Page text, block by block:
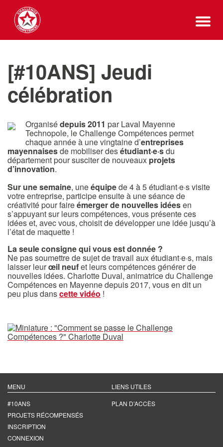
[#10ANS] Jeudi
célébration
Organisédepuis 2011 par Laval Mayenne
Technopole, le Challenge Compétences permet
chaque année à une vingtaine d’entreprises
mayennaisesde mobiliser desétudiant·e·sdu
département pour susciter de nouveaux projets
d’innovation.
Sur une semaine, uneéquipede 4 à 5 étudiant·e·s visite
votre entreprise, participe ensuite à une séance de
créativité pour faireémerger de nouvelles idéesen
s’appuyant sur leurs compétences, vous présente ces
idées et, avec vous, choisit de développer une idée jusqu’à
l’état de maquette !
La seule consigne qui vous est donnée ?
Ne pas soumettre de sujet de travail aux étudiant·e·s, mais
laisser leurœil neufet leurs compétences générer de
nouvelles idées. Charlotte Duval, animatrice du Challenge
Compétences en Mayenne depuis 2017, vous en dit un
peu plus danscette vidéo !
MENU
#10ANS
PROJETS RÉCOMPENSÉS
INSCRIPTION
CONNEXION
LIENS UTILES
PLAN D’ACCÈS